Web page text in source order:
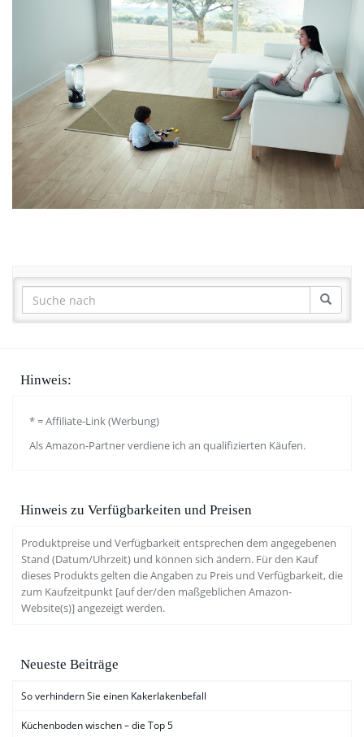
Hinweis:
* = Affiliate-Link (Werbung)
Als Amazon-Partner verdiene ich an qualifizierten Käufen.
Hinweis zu Verfügbarkeiten und Preisen
Produktpreise und Verfügbarkeit entsprechen dem angegebenen
Stand (Datum/Uhrzeit) und können sich ändern. Für den Kauf
dieses Produkts gelten die Angaben zu Preis und Verfügbarkeit, die
zum Kaufzeitpunkt [auf der/den maßgeblichen Amazon-
Website(s)] angezeigt werden.
Neueste Beiträge
So verhindern Sie einen Kakerlakenbefall
Küchenboden wischen – die Top 5